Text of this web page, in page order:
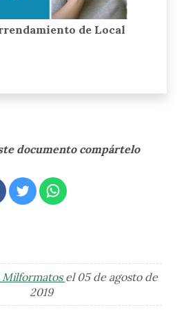
de Local
documento compártelo
Milformatos el 05 de agosto de
2019